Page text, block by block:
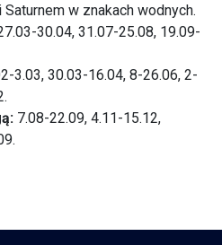
w znakach wodnych.
30.04, 31.07-25.08, 19.09-
3.03, 30.03-16.04, 8-26.06, 2-
7.08-22.09, 4.11-15.12,